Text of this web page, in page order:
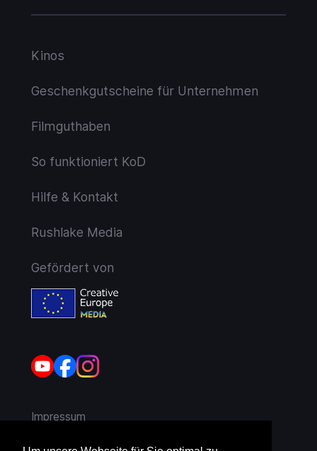
Kinos
Geschenkgutscheine für Unternehmen
Filmguthaben
So funktioniert KoD
Hilfe & Kontakt
Rushlake Media
Gefördert von
Impressum